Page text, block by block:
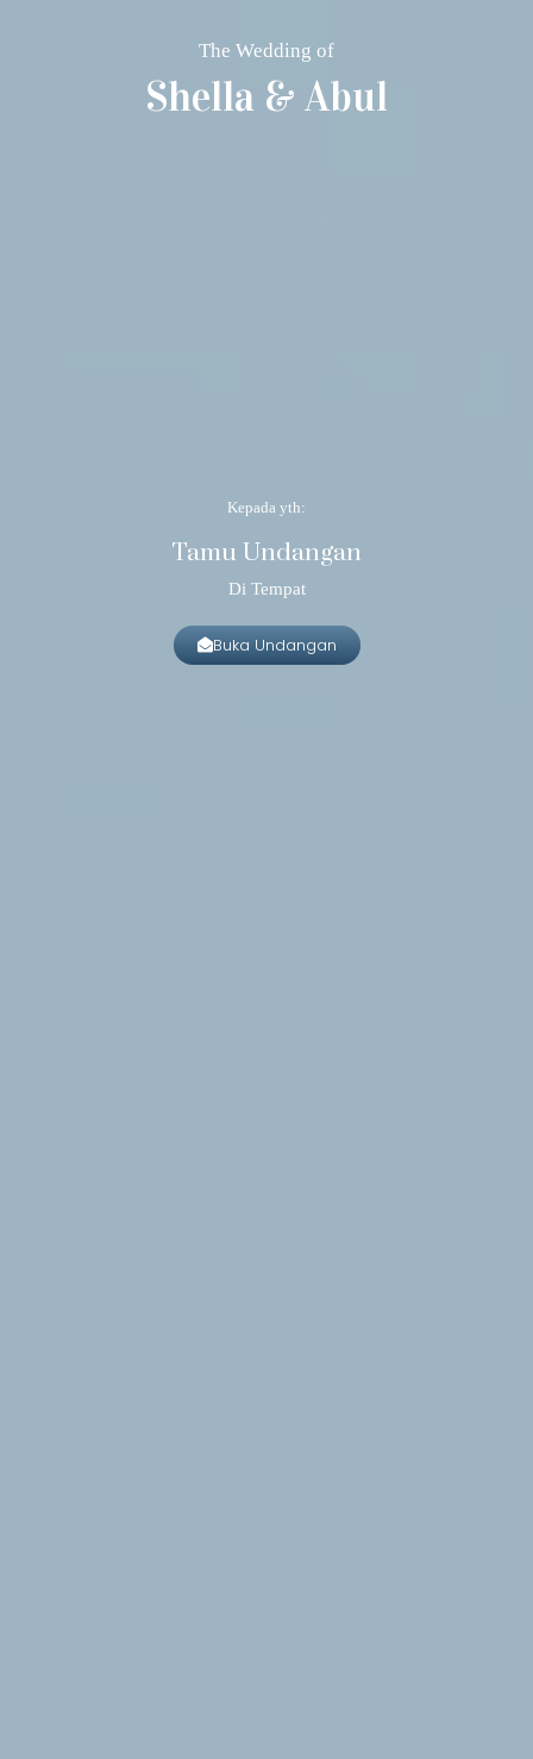
The Wedding of
Shella & Abul
Kepada yth:
Tamu Undangan
Di Tempat
Buka Undangan